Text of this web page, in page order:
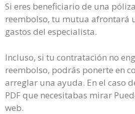
Si eres beneficiario de una
reembolso, tu mutua afrontará
gastos del especialista.
Incluso, si tu contratación no
reembolso, podrás ponerte en
arreglar una ayuda. En el caso
PDF que necesitabas mirar
web.